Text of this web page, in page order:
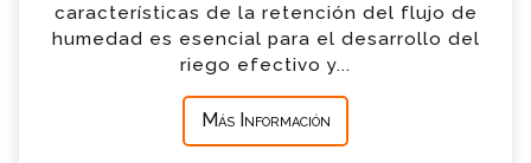
características de la retención del flujo de
humedad es esencial para el desarrollo del
riego efectivo y...
Más Información
Caja de arena para determinación de pF
TensioMark®
Mensaje
*